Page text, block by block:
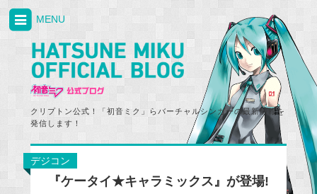
クリプトン公式！「初音ミク」らバーチャルシンガーの最新情報を
発信します！
MENU
デジコン
『ケータイ★キャラミックス』が登場!